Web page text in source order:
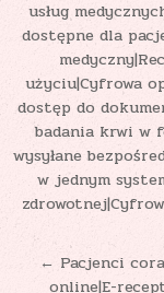
usług
dostępne dla
użyciu|Cyfrowa
dostęp do
badania krwi w
wysyłane
w jednym
← Pacjenci
online|E-